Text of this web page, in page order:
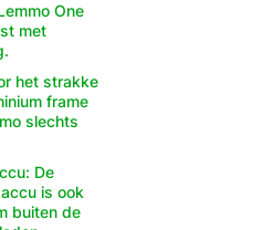
One
met
het strakke
frame
slechts
De
is ook
buiten de